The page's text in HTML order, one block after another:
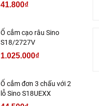
41.800₫
Ổ cắm cạo râu Sino
S18/2727V
1.025.000₫
Ổ cắm đơn 3 chấu với 2
lỗ Sino S18UEXX